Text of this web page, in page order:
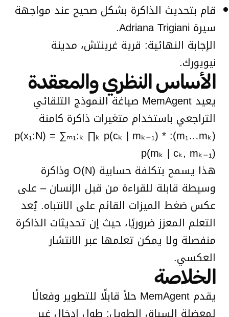
قام بتحديث الذاكرة بشكل صحيح عند مواجهة
سيرة Adriana Trigiani.
الإجابة النهائية: قرية غرينتش، مدينة
نيويورك.
الأساس النظري والمعقدة
يعيد MemAgent صياغة النموذج التلقائي
التراجعي باستخدام متغيرات ذاكرة كامنة
(m₁…mₖ): p(x₁:N) = ∑ₘ₁:ₖ ∏ₖ p(cₖ | mₖ₋₁) *
p(mₖ | cₖ, mₖ₋₁)
هذا يسمح بتكلفة حسابية O(N) وذاكرة
وسيطة قابلة للقراءة من قبل الإنسان – على
عكس ضغط الميزات القائم على الانتباه. يُعد
التعلم المعزز ضروريًا، حيث إن تحديثات الذاكرة
منفصلة ولا يمكن تعلمها عبر الانتشار
العكسي.
الخلاصة
يقدم MemAgent حلاً قابلًا للتطوير وفعالًا